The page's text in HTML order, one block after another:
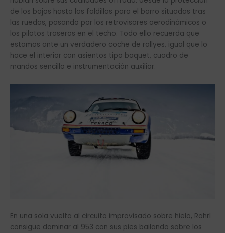
de los bajos hasta las faldillas para el barro situadas tras
las ruedas, pasando por los retrovisores aerodinámicos o
los pilotos traseros en el techo. Todo ello recuerda que
estamos ante un verdadero coche de rallyes, igual que lo
hace el interior con asientos tipo baquet, cuadro de
mandos sencillo e instrumentación auxiliar.
En una sola vuelta al circuito improvisado sobre hielo, Röhrl
consigue dominar al 953 con sus pies bailando sobre los